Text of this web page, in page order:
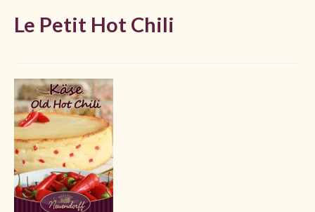
Le Petit Hot Chili